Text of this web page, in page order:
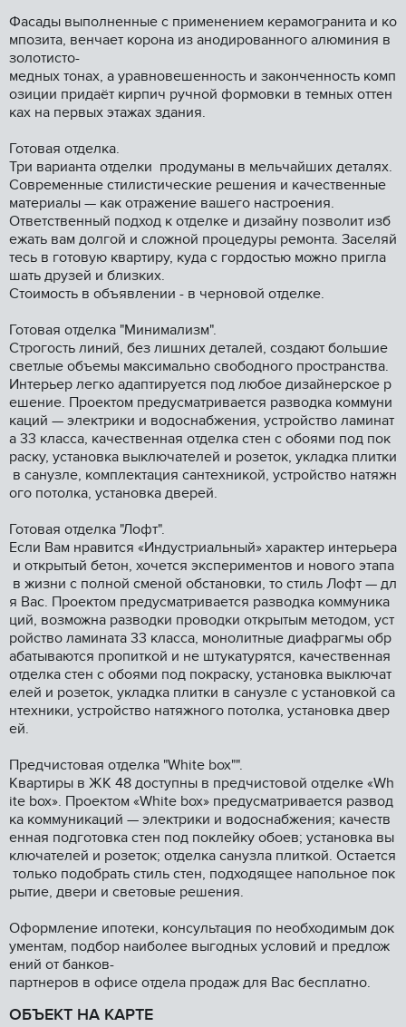
Фасады выполненные с применением керамогранита и ко
мпозита, венчает корона из анодированного алюминия в
золотисто-
медных тонах, а уравновешенность и законченность комп
озиции придаёт кирпич ручной формовки в темных оттен
ках на первых этажах здания.
Готовая отделка.
Три варианта отделки продуманы в мельчайших деталях.
Современные стилистические решения и качественные
материалы — как отражение вашего настроения.
Ответственный подход к отделке и дизайну позволит изб
ежать вам долгой и сложной процедуры ремонта. Заселяй
тесь в готовую квартиру, куда с гордостью можно пригла
шать друзей и близких.
Стоимость в объявлении - в черновой отделке.
Готовая отделка "Минимализм".
Строгость линий, без лишних деталей, создают большие
светлые объемы максимально свободного пространства.
Интерьер легко адаптируется под любое дизайнерское р
ешение. Проектом предусматривается разводка коммуни
каций — электрики и водоснабжения, устройство ламинат
а 33 класса, качественная отделка стен с обоями под пок
раску, установка выключателей и розеток, укладка плитки
в санузле, комплектация сантехникой, устройство натяжн
ого потолка, установка дверей.
Готовая отделка "Лофт".
Если Вам нравится «Индустриальный» характер интерьера
и открытый бетон, хочется экспериментов и нового этапа
в жизни с полной сменой обстановки, то стиль Лофт — дл
я Вас. Проектом предусматривается разводка коммуника
ций, возможна разводки проводки открытым методом, уст
ройство ламината 33 класса, монолитные диафрагмы обр
абатываются пропиткой и не штукатурятся, качественная
отделка стен с обоями под покраску, установка выключат
елей и розеток, укладка плитки в санузле с установкой са
нтехники, устройство натяжного потолка, установка двер
ей.
Предчистовая отделка "Whitе bох"".
Квартиры в ЖК 48 доступны в предчистовой отделке «Wh
itе bох». Проектом «Whitе bох» предусматривается развод
ка коммуникаций — электрики и водоснабжения; качеств
енная подготовка стен под поклейку обоев; установка вы
ключателей и розеток; отделка санузла плиткой. Остается
только подобрать стиль стен, подходящее напольное пок
рытие, двери и световые решения.
Оформление ипотеки, консультация по необходимым док
ументам, подбор наиболее выгодных условий и предлож
ений от банков-
партнеров в офисе отдела продаж для Вас бесплатно.
ОБЪЕКТ НА КАРТЕ